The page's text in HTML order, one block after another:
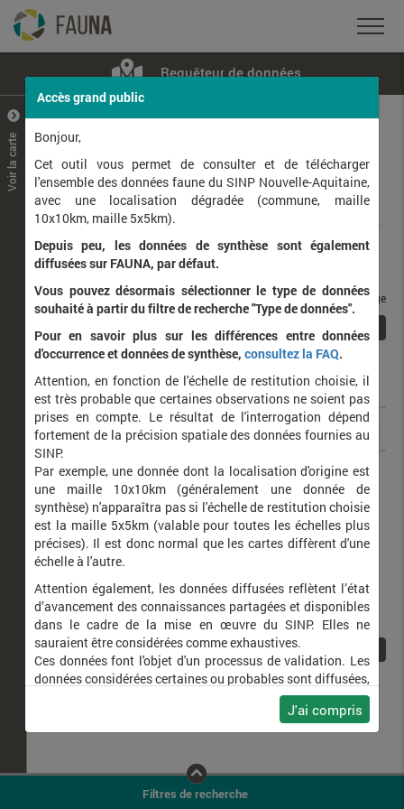
Requêteur de données
+
–
Voir la carte
Données
Rang taxonomique :
Affichage de1à 1sur1
taxons / page
Nom latin Nom vernaculaire
Misumena vatia Misumène variable
Filtres de recherche
Accès grand public
Bonjour,
Cet outil vous permet de consulter et de télécharger
l'ensemble des données faune du SINP Nouvelle-Aquitaine,
avec une localisation dégradée (commune, maille
10x10km, maille 5x5km).
Depuis peu, les données de synthèse sont également
diffusées sur FAUNA, par défaut.
Vous pouvez désormais sélectionner le type de données
souhaité à partir du filtre de recherche "Type de données".
Pour en savoir plus sur les différences entre données
d'occurrence et données de synthèse, consultez la FAQ.
Attention, en fonction de l'échelle de restitution choisie, il
est très probable que certaines observations ne soient pas
prises en compte. Le résultat de l'interrogation dépend
fortement de la précision spatiale des données fournies au
SINP.
Par exemple, une donnée dont la localisation d'origine est
une maille 10x10km (généralement une donnée de
synthèse) n'apparaîtra pas si l'échelle de restitution choisie
est la maille 5x5km (valable pour toutes les échelles plus
précises). Il est donc normal que les cartes diffèrent d'une
échelle à l'autre.
Attention également, les données diffusées reflètent l’état
d’avancement des connaissances partagées et disponibles
dans le cadre de la mise en œuvre du SINP. Elles ne
sauraient être considérées comme exhaustives.
Ces données font l'objet d'un processus de validation. Les
données considérées certaines ou probables sont diffusées,
ainsi que celles pour lesquelles la méthode n'est pas
J'ai compris